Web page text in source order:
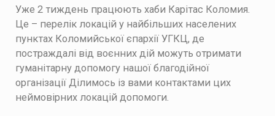
Уже 2 тиждень працюють хаби Карітас Коломия.
Це – перелік локацій у найбільших населених
пунктах Коломийської єпархії УГКЦ, де
постраждалі від воєнних дій можуть отримати
гуманітарну допомогу нашої благодійної
організації Ділимось із вами контактами цих
неймовірних локацій допомоги.